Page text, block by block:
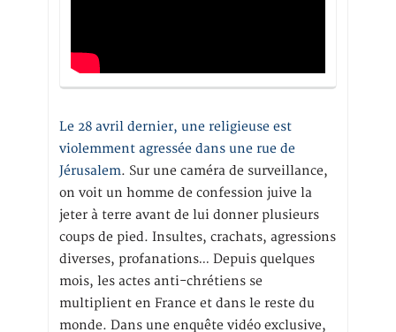
Le 28 avril dernier, une religieuse est
violemment agressée dans une rue de
Jérusalem. Sur une caméra de surveillance,
on voit un homme de confession juive la
jeter à terre avant de lui donner plusieurs
coups de pied. Insultes, crachats, agressions
diverses, profanations… Depuis quelques
mois, les actes anti-chrétiens se
multiplient en France et dans le reste du
monde. Dans une enquête vidéo exclusive,